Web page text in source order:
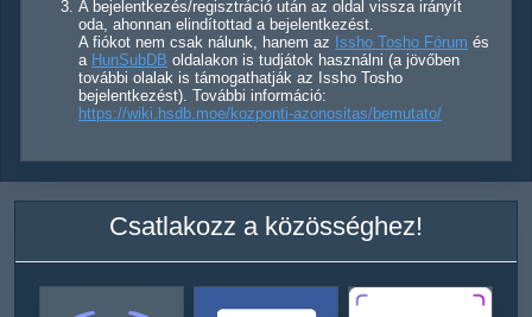
A bejelentkezés/regisztráció után az oldal vissza irányít
oda, ahonnan elindítottad a bejelentkezést.
A fiókot nem csak nálunk, hanem az Issho Tosho Fórum és
a HunSubDB oldalakon is tudjátok használni (a jövőben
további olalak is támogathatják az Issho Tosho
bejelentkezést). További információ:
https://wiki.hsdb.moe/kozponti-azonositas/bemutato/
Csatlakozz a közösséghez!